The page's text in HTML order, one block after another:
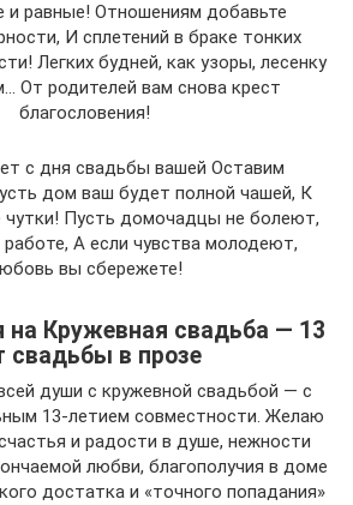
равные! Отношениям добавьте
И сплетений в браке тонких
Легких будней, как узоры, лесенку
От родителей вам снова крест
благословения!
с дня свадьбы вашей Оставим
дом ваш будет полной чашей, К
чутки! Пусть домочадцы не болеют,
работе, А если чувства молодеют,
вы сбережете!
на Кружевная свадьба — 13
свадьбы в прозе
души с кружевной свадьбой — с
13-летием совместности. Желаю
и радости в душе, нежности
любви, благополучия в доме
достатка и «точного попадания»